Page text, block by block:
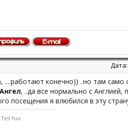
, ....работают конечно)) ..но там само
, ..да все нормально с
посещения я влюбился в эту
Yuo